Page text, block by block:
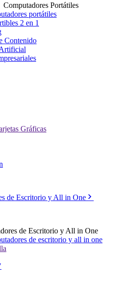
Computadores Portátiles
portátiles
2 en 1
Contenido
Gráficas
de Escritorio y All in One
de Escritorio y All in One
de escritorio y all in one